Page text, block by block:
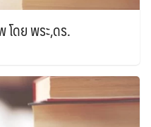
โดย พระ,ดร.